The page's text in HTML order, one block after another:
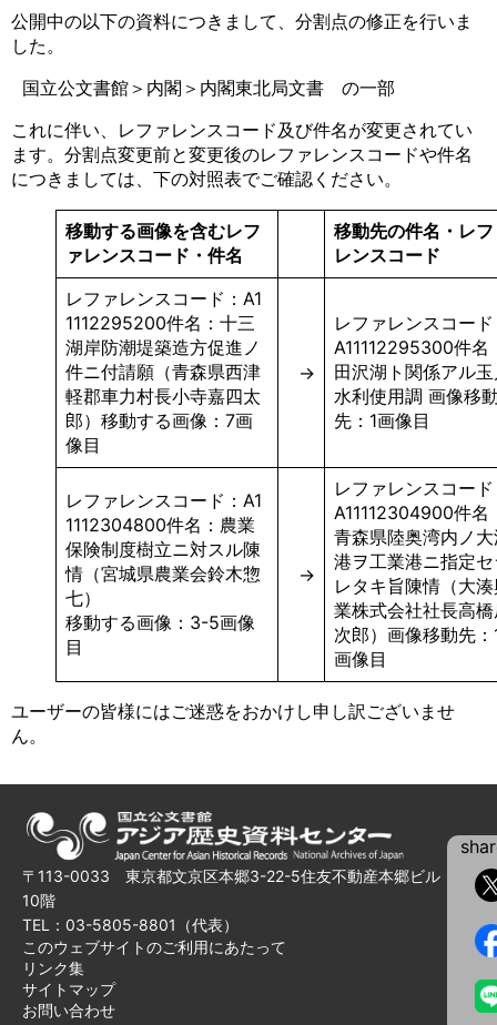
公開中の以下の資料につきまして、分割点の修正を行いま
した。
国立公文書館＞内閣＞内閣東北局文書 の一部
これに伴い、レファレンスコード及び件名が変更されてい
ます。分割点変更前と変更後のレファレンスコードや件名
につきましては、下の対照表でご確認ください。
移動する画像を含むレフ
ァレンスコード・件名
移動先の件名・レ
レンスコード
レファレンスコード：A1
1112295200件名：十三
湖岸防潮堤築造方促進ノ
件ニ付請願（青森県西津
軽郡車力村長小寺嘉四太
郎）移動する画像：7画
像目
→
レファレンスコー
A11112295300件名
田沢湖ト関係アル
水利使用調 画像移
先：1画像目
レファレンスコード：A1
1112304800件名：農業
保険制度樹立ニ対スル陳
情（宮城県農業会鈴木惣
七）
移動する画像：3-5画像
目
→
レファレンスコー
A11112304900件名
青森県陸奥湾内ノ
港ヲ工業港ニ指定
レタキ旨陳情（大
業株式会社社長高
次郎）画像移動先
画像目
ユーザーの皆様にはご迷惑をおかけし申し訳ございませ
ん。
〒113-0033 東京都文京区本郷3-22-5住友不動産本郷ビル
10階
TEL：03-5805-8801（代表）
このウェブサイトのご利用にあたって
リンク集
サイトマップ
お問い合わせ